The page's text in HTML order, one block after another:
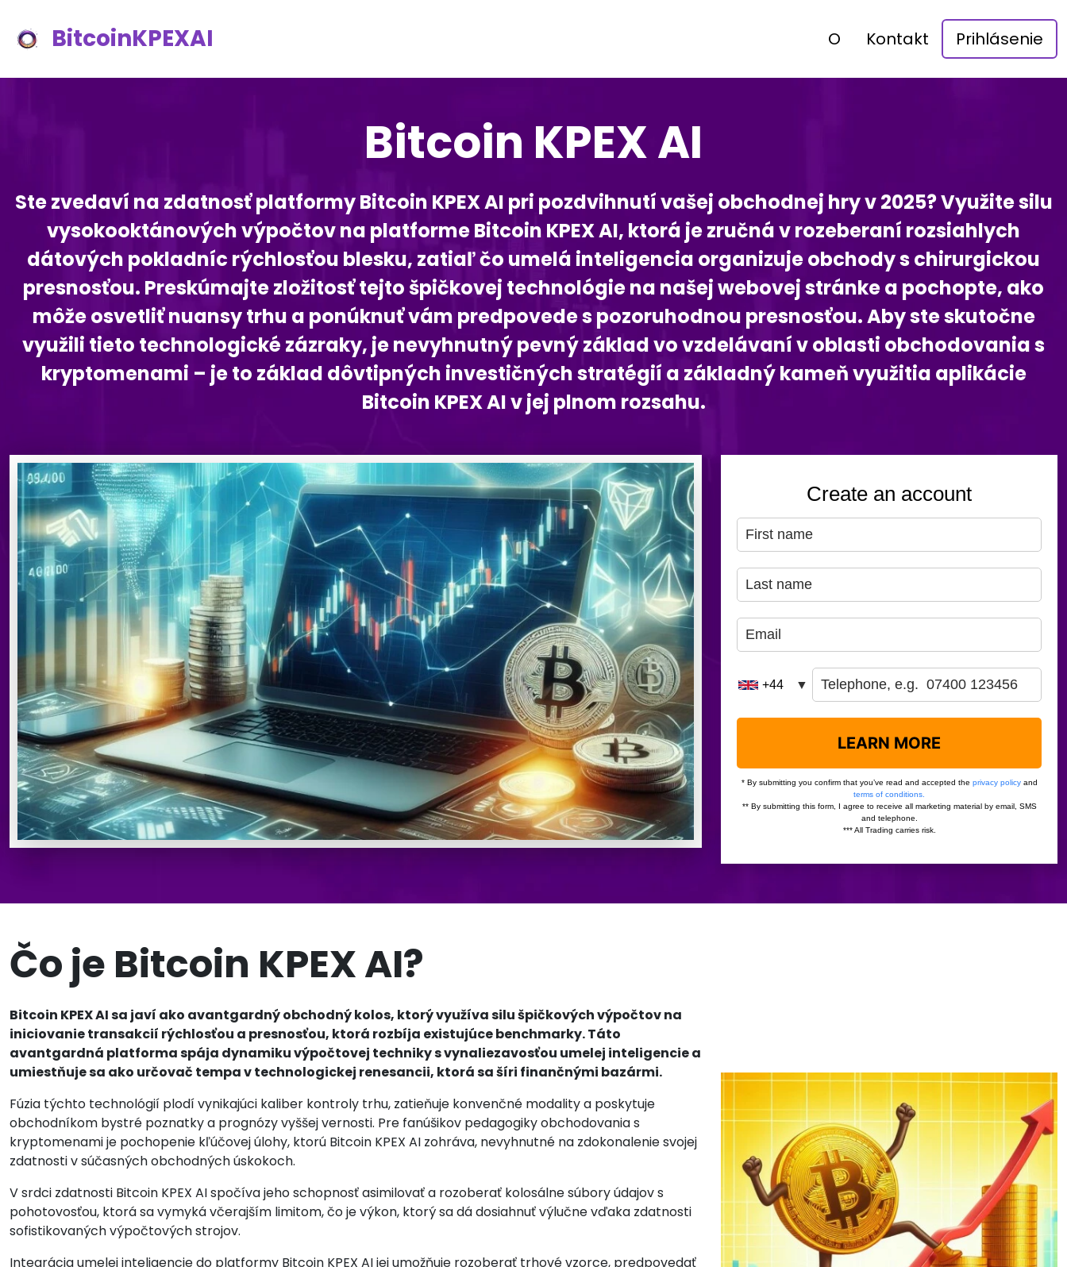
BitcoinKPEXAI O Kontakt Prihlásenie
Bitcoin KPEX AI
Ste zvedaví na zdatnosť platformy Bitcoin KPEX AI pri pozdvihnutí vašej obchodnej hry v 2025? Využite silu
vysokooktánových výpočtov na platforme Bitcoin KPEX AI, ktorá je zručná v rozeberaní rozsiahlych
dátových pokladníc rýchlosťou blesku, zatiaľ čo umelá inteligencia organizuje obchody s chirurgickou
presnosťou. Preskúmajte zložitosť tejto špičkovej technológie na našej webovej stránke a pochopte, ako
môže osvetliť nuansy trhu a ponúknuť vám predpovede s pozoruhodnou presnosťou. Aby ste skutočne
využili tieto technologické zázraky, je nevyhnutný pevný základ vo vzdelávaní v oblasti obchodovania s
kryptomenami – je to základ dôvtipných investičných stratégií a základný kameň využitia aplikácie
Bitcoin KPEX AI v jej plnom rozsahu.
Čo je Bitcoin KPEX AI?
Bitcoin KPEX AI sa javí ako avantgardný obchodný kolos, ktorý využíva silu špičkových výpočtov na
iniciovanie transakcií rýchlosťou a presnosťou, ktorá rozbíja existujúce benchmarky. Táto
avantgardná platforma spája dynamiku výpočtovej techniky s vynaliezavosťou umelej inteligencie a
umiestňuje sa ako určovač tempa v technologickej renesancii, ktorá sa šíri finančnými bazármi.
Fúzia týchto technológií plodí vynikajúci kaliber kontroly trhu, zatieňuje konvenčné modality a poskytuje
obchodníkom bystré poznatky a prognózy vyššej vernosti. Pre fanúšikov pedagogiky obchodovania s
kryptomenami je pochopenie kľúčovej úlohy, ktorú Bitcoin KPEX AI zohráva, nevyhnutné na zdokonalenie svojej
zdatnosti v súčasných obchodných úskokoch.
V srdci zdatnosti Bitcoin KPEX AI spočíva jeho schopnosť asimilovať a rozoberať kolosálne súbory údajov s
pohotovosťou, ktorá sa vymyká včerajším limitom, čo je výkon, ktorý sa dá dosiahnuť výlučne vďaka zdatnosti
sofistikovaných výpočtových strojov.
Integrácia umelej inteligencie do platformy Bitcoin KPEX AI jej umožňuje rozoberať trhové vzorce, predpovedať